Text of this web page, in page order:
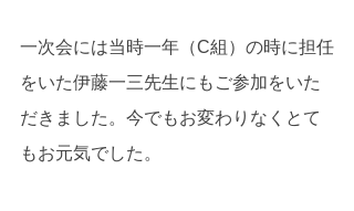
一次会には当時一年（C組）の時に担任
をいた伊藤一三先生にもご参加をいた
だきました。今でもお変わりなくとて
もお元気でした。